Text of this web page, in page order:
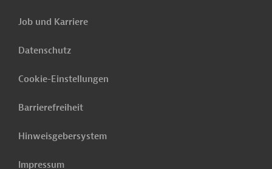
Job und Karriere
Datenschutz
Cookie-Einstellungen
Barrierefreiheit
Hinweisgebersystem
Impressum